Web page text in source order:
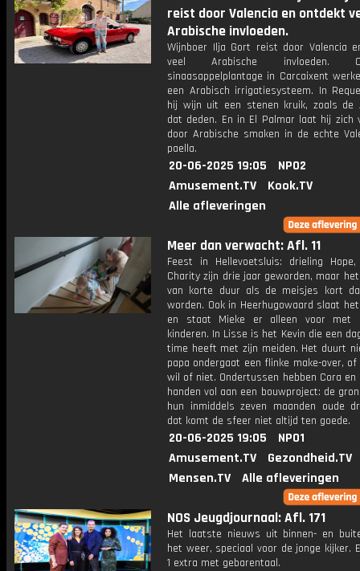
reist door Valencia en ontdekt
Arabische invloeden.
Wijnboer Ilja Gort reist door Valencia
veel Arabische invloeden.
sinaasappelplantage in Carcaixent
een Arabisch irrigatiesysteem. In
hij wijn uit een stenen kruik, zoals de
dat deden. En in El Palmar laat hij zich
door Arabische smaken in de echte
paella.
20-06-2025 19:05
NPO2
Amusement.TV
Kook.TV
Alle afleveringen
Meer dan verwacht: Afl. 11
Feest in Hellevoetsluis: drieling
Charity zijn drie jaar geworden, maar
van korte duur als de meisjes kort
worden. Ook in Heerhugowaard slaat
en staat Mieke er alleen voor met
kinderen. In Lisse is het Kevin die een
time heeft met zijn meiden. Het duurt
papa ondergaat een flinke make-over,
wil of niet. Ondertussen hebben Cora en
handen vol aan een bouwproject: de
hun inmiddels zeven maanden oude
dat komt de sfeer niet altijd ten goede.
20-06-2025 19:05
NPO1
Amusement.TV
Gezondheid.TV
Mensen.TV
Alle afleveringen
NOS Jeugdjournaal: Afl. 171
Het laatste nieuws uit binnen- en
het weer, speciaal voor de jonge kijker.
1 extra met gebarentaal.